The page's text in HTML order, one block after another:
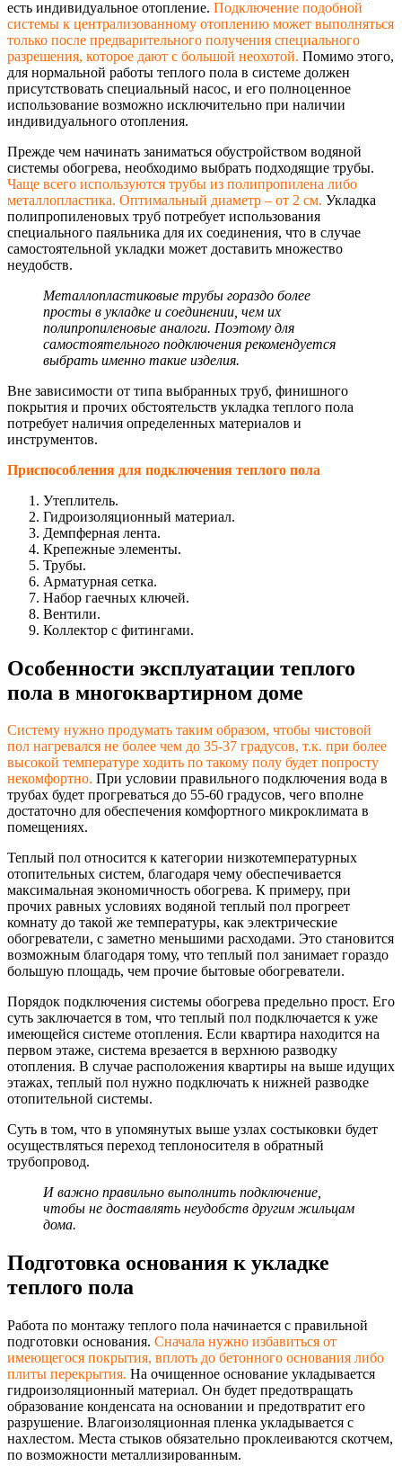
есть индивидуальное отопление. Подключение подобной
системы к централизованному отоплению может выполняться
только после предварительного получения специального
разрешения, которое дают с большой неохотой. Помимо этого,
для нормальной работы теплого пола в системе должен
присутствовать специальный насос, и его полноценное
использование возможно исключительно при наличии
индивидуального отопления.
Прежде чем начинать заниматься обустройством водяной
системы обогрева, необходимо выбрать подходящие трубы.
Чаще всего используются трубы из полипропилена либо
металлопластика. Оптимальный диаметр – от 2 см. Укладка
полипропиленовых труб потребует использования
специального паяльника для их соединения, что в случае
самостоятельной укладки может доставить множество
неудобств.
Металлопластиковые трубы гораздо более
просты в укладке и соединении, чем их
полипропиленовые аналоги. Поэтому для
самостоятельного подключения рекомендуется
выбрать именно такие изделия.
Вне зависимости от типа выбранных труб, финишного
покрытия и прочих обстоятельств укладка теплого пола
потребует наличия определенных материалов и
инструментов.
Приспособления для подключения теплого пола
Утеплитель.
Гидроизоляционный материал.
Демпферная лента.
Крепежные элементы.
Трубы.
Арматурная сетка.
Набор гаечных ключей.
Вентили.
Коллектор с фитингами.
Особенности эксплуатации теплого
пола в многоквартирном доме
Систему нужно продумать таким образом, чтобы чистовой
пол нагревался не более чем до 35-37 градусов, т.к. при более
высокой температуре ходить по такому полу будет попросту
некомфортно. При условии правильного подключения вода в
трубах будет прогреваться до 55-60 градусов, чего вполне
достаточно для обеспечения комфортного микроклимата в
помещениях.
Теплый пол относится к категории низкотемпературных
отопительных систем, благодаря чему обеспечивается
максимальная экономичность обогрева. К примеру, при
прочих равных условиях водяной теплый пол прогреет
комнату до такой же температуры, как электрические
обогреватели, с заметно меньшими расходами. Это становится
возможным благодаря тому, что теплый пол занимает гораздо
большую площадь, чем прочие бытовые обогреватели.
Порядок подключения системы обогрева предельно прост. Его
суть заключается в том, что теплый пол подключается к уже
имеющейся системе отопления. Если квартира находится на
первом этаже, система врезается в верхнюю разводку
отопления. В случае расположения квартиры на выше идущих
этажах, теплый пол нужно подключать к нижней разводке
отопительной системы.
Суть в том, что в упомянутых выше узлах состыковки будет
осуществляться переход теплоносителя в обратный
трубопровод.
И важно правильно выполнить подключение,
чтобы не доставлять неудобств другим жильцам
дома.
Подготовка основания к укладке
теплого пола
Работа по монтажу теплого пола начинается с правильной
подготовки основания. Сначала нужно избавиться от
имеющегося покрытия, вплоть до бетонного основания либо
плиты перекрытия. На очищенное основание укладывается
гидроизоляционный материал. Он будет предотвращать
образование конденсата на основании и предотвратит его
разрушение. Влагоизоляционная пленка укладывается с
нахлестом. Места стыков обязательно проклеиваются скотчем,
по возможности металлизированным.